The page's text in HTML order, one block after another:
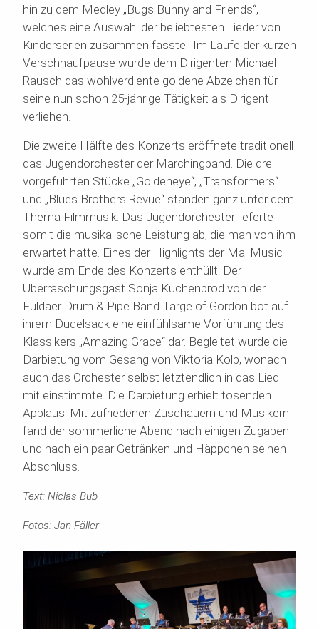
hin zu dem Medley „Bugs Bunny and Friends“,
welches eine Auswahl der beliebtesten Lieder von
Kinderserien zusammen fasste.. Im Laufe der kurzen
Verschnaufpause wurde dem Dirigenten Michael
Rausch das wohlverdiente goldene Abzeichen für
seine nun schon 25-jährige Tätigkeit als Dirigent
verliehen.
Die zweite Hälfte des Konzerts eröffnete traditionell
das Jugendorchester der Marchingband. Die drei
vorgeführten Stücke „Goldeneye“, „Transformers“
und „Blues Brothers Revue“ standen ganz unter dem
Thema Filmmusik. Das Jugendorchester lieferte
somit die musikalische Leistung ab, die man von ihm
erwartet hatte. Eines der Highlights der Mai Music
wurde am Ende des Konzerts enthüllt: Der
Überraschungsgast Sonja Kuchenbrod von der
Fuldaer Drum & Pipe Band Targe of Gordon bot auf
ihrem Dudelsack eine einfühlsame Vorführung des
Klassikers „Amazing Grace“ dar. Begleitet wurde die
Darbietung vom Gesang von Viktoria Kolb, wonach
auch das Orchester selbst letztendlich in das Lied
mit einstimmte. Die Darbietung erhielt tosenden
Applaus. Mit zufriedenen Zuschauern und Musikern
fand der sommerliche Abend nach einigen Zugaben
und nach ein paar Getränken und Häppchen seinen
Abschluss.
Text: Niclas Bub
Fotos: Jan Fäller